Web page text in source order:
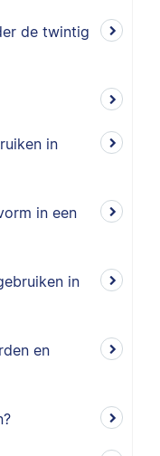
de twintig
in
in een
in
en